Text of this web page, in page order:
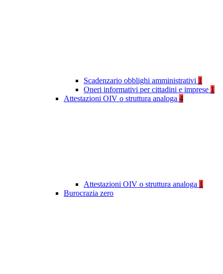
Scadenzario obblighi amministrativi 1
Oneri informativi per cittadini e imprese 1
Attestazioni OIV o struttura analoga 4
Attestazioni OIV o struttura analoga 1
Burocrazia zero